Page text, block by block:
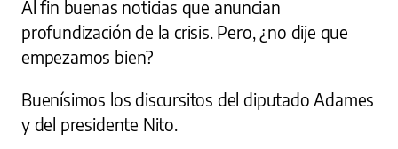
Al fin buenas noticias que anuncian
profundización de la crisis. Pero, ¿no dije que
empezamos bien?
Buenísimos los discursitos del diputado Adames
y del presidente Nito.